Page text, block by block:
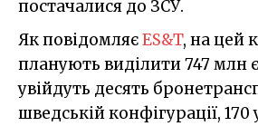
постачалися до ЗСУ.
Як повідомляєES&T, на цей
планують виділити 747 млн
увійдуть десять
шведській конфігурації,